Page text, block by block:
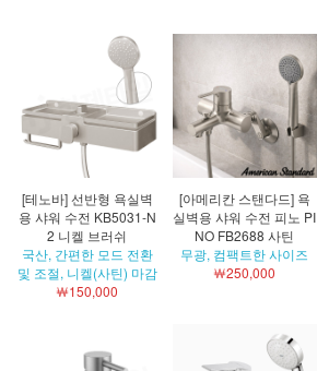
[테노바] 선반형 욕실벽
용 샤워 수전 KB5031-N
2 니켈 브러쉬
국산, 간편한 모드 전환
및 조절, 니켈(사틴) 마감
￦150,000
[아메리칸 스탠다드] 욕
실벽용 샤워 수전 피노 PI
NO FB2688 사틴
무광, 컴팩트한 사이즈
￦250,000